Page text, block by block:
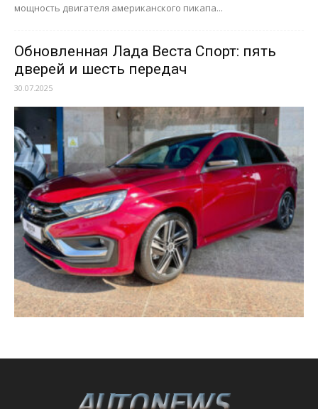
мощность двигателя американского пикапа...
Обновленная Лада Веста Спорт: пять
дверей и шесть передач
30.07.2025